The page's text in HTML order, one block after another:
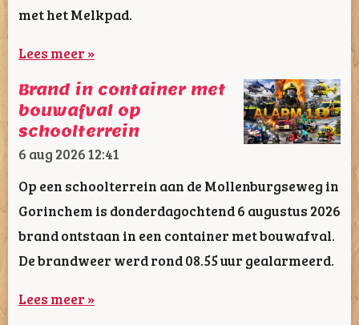
met het Melkpad.
Lees meer »
Brand in container met
bouwafval op
schoolterrein
6 aug 202612:41
Op een schoolterrein aan de Mollenburgseweg in
Gorinchem is donderdagochtend 6 augustus 2026
brand ontstaan in een container met bouwafval.
De brandweer werd rond 08.55 uur gealarmeerd.
Lees meer »